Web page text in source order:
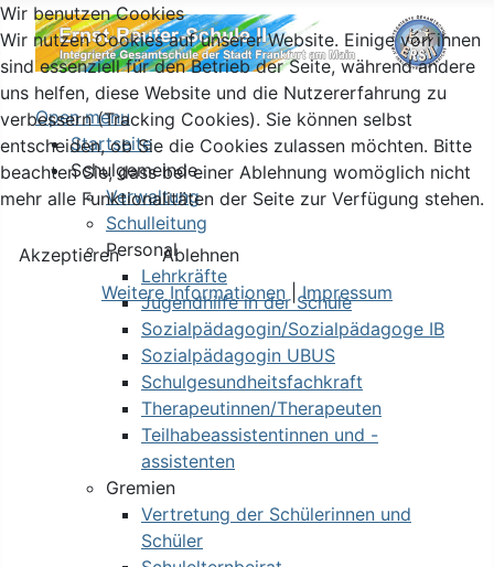
Open menu
Startseite
Schulgemeinde
Verwaltung
Schulleitung
Personal
Lehrkräfte
Jugendhilfe in der Schule
Sozialpädagogin/Sozialpädagoge IB
Sozialpädagogin UBUS
Schulgesundheitsfachkraft
Therapeutinnen/Therapeuten
Teilhabeassistentinnen und -
assistenten
Gremien
Vertretung der Schülerinnen und
Schüler
Wir benutzen Cookies
Wir nutzen Cookies auf unserer Website. Einige von ihnen
sind essenziell für den Betrieb der Seite, während andere
uns helfen, diese Website und die Nutzererfahrung zu
verbessern (Tracking Cookies). Sie können selbst
entscheiden, ob Sie die Cookies zulassen möchten. Bitte
beachten Sie, dass bei einer Ablehnung womöglich nicht
mehr alle Funktionalitäten der Seite zur Verfügung stehen.
Akzeptieren
Ablehnen
Weitere Informationen |Impressum